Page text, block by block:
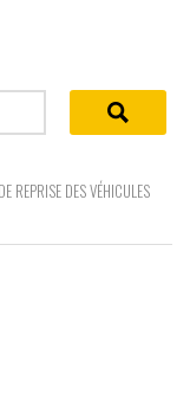
REPRISE DES VÉHICULES